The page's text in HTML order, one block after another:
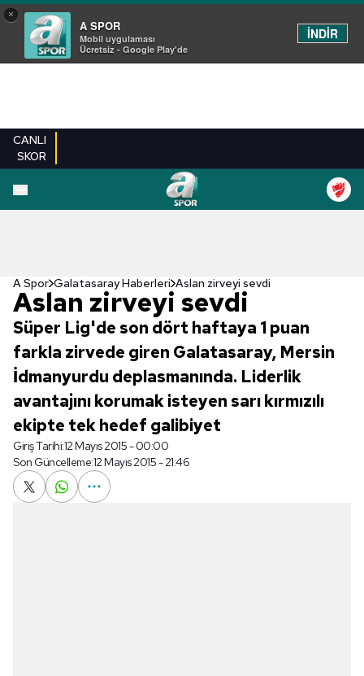
×
A SPOR
Mobil uygulaması
Ücretsiz - Google Play'de
İNDİR
CANLI
SKOR
A Spor Galatasaray Haberleri Aslan zirveyi sevdi
Aslan zirveyi sevdi
Süper Lig'de son dört haftaya 1 puan
farkla zirvede giren Galatasaray, Mersin
İdmanyurdu deplasmanında. Liderlik
avantajını korumak isteyen sarı kırmızılı
ekipte tek hedef galibiyet
Giriş Tarihi:12 Mayıs 2015 - 00:00
Son Güncelleme:12 Mayıs 2015 - 21:46